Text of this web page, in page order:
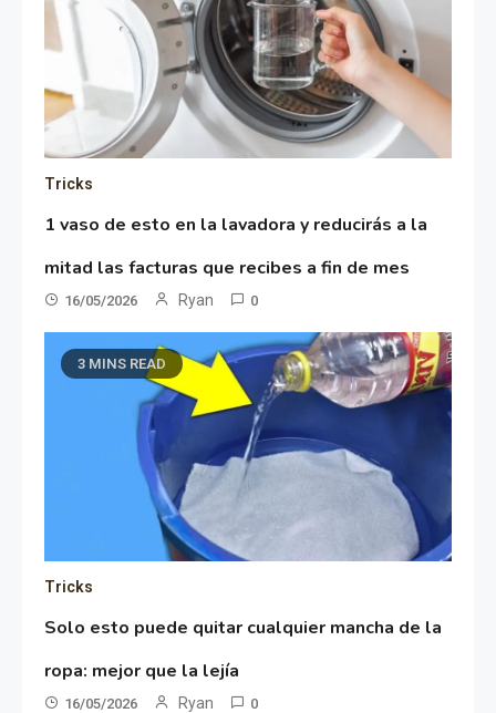
Tricks
1 vaso de esto en la lavadora y reducirás a la
mitad las facturas que recibes a fin de mes
16/05/2026 Ryan 0
3 MINS READ
Tricks
Solo esto puede quitar cualquier mancha de la
ropa: mejor que la lejía
16/05/2026 Ryan 0